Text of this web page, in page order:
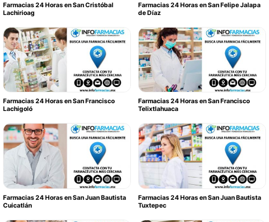
Farmacias 24 Horas en San Cristóbal
Lachirioag
Farmacias 24 Horas en San Felipe Jalapa
de Díaz
Farmacias 24 Horas en San Francisco
Lachigoló
Farmacias 24 Horas en San Francisco
Telixtlahuaca
Farmacias 24 Horas en San Juan Bautista
Cuicatlán
Farmacias 24 Horas en San Juan Bautista
Tuxtepec